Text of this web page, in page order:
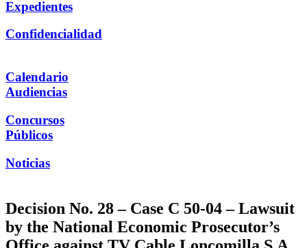
Expedientes
Confidencialidad
Calendario
Audiencias
Concursos
Públicos
Noticias
Decision No. 28 – Case C 50-04 – Lawsuit
by the National Economic Prosecutor’s